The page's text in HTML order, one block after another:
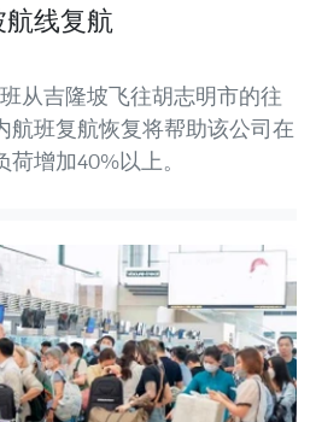
线复航
从吉隆坡飞往胡志明市的往
航班复航恢复将帮助该公司在
增加40%以上。